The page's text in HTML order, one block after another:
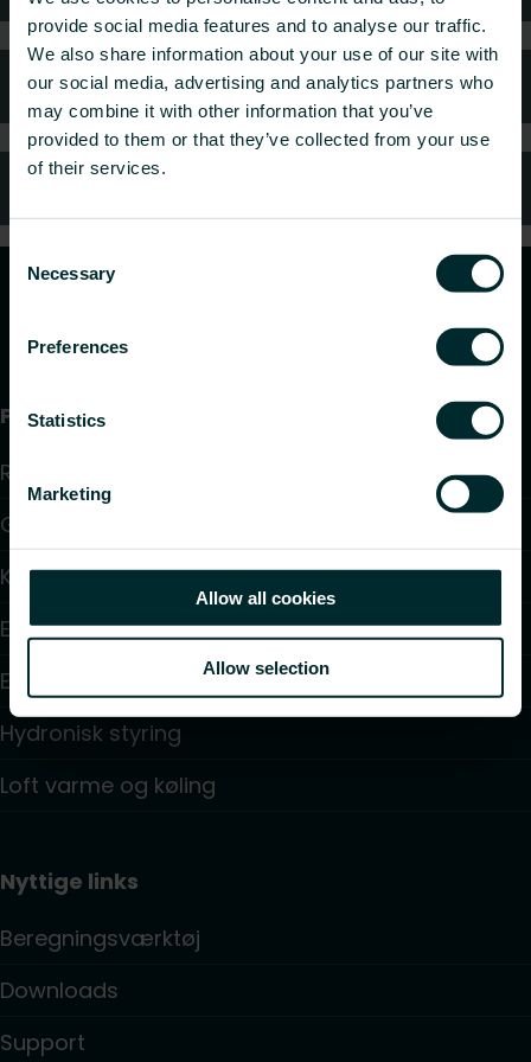
provide social media features and to analyse our traffic.
We also share information about your use of our site with
our social media, advertising and analytics partners who
may combine it with other information that you’ve
provided to them or that they’ve collected from your use
of their services.
Consent
Selection
Necessary
Preferences
Statistics
Marketing
Allow all cookies
Allow selection
Ofte stillede spørgsmål
Produkter
Radiator
Gulv varme og køling
Konvektorer og blæser konvektorer
Elektrisk varme
Elektronisk styring
Hydronisk styring
Loft varme og køling
Nyttige links
Beregningsværktøj
Downloads
Support